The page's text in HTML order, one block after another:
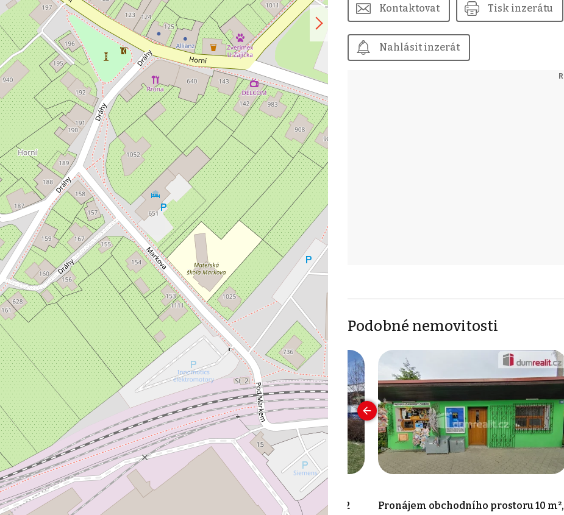
Kontaktovat Tisk inzerátu
Nahlásit inzerát
Podobné nemovitosti
obchodního prostoru 15 m²,
Pronájem obchodního prostoru 582
Pronájem obchodního prostoru 10 m²,